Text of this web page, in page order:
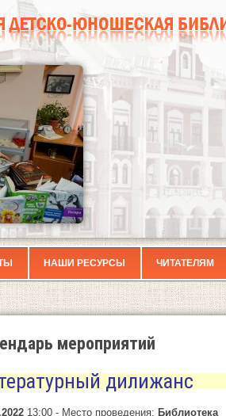
НАШИ РЕСУРСЫ ЧИТАТЕЛЯМ
мероприятий
дилижанс
13:00 - Место проведения: Библиотека